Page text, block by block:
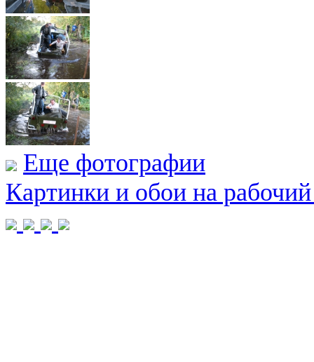
Еще фотографии
Картинки и обои на